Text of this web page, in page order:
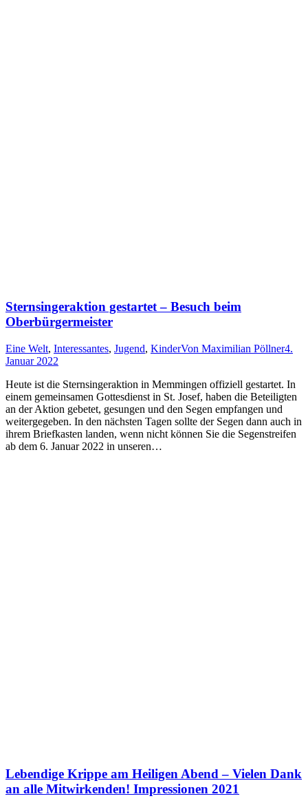
Sternsingeraktion gestartet – Besuch beim
Oberbürgermeister
Eine Welt, Interessantes, Jugend, KinderVon Maximilian Pöllner4.
Januar 2022
Heute ist die Sternsingeraktion in Memmingen offiziell gestartet. In
einem gemeinsamen Gottesdienst in St. Josef, haben die Beteiligten
an der Aktion gebetet, gesungen und den Segen empfangen und
weitergegeben. In den nächsten Tagen sollte der Segen dann auch in
ihrem Briefkasten landen, wenn nicht können Sie die Segenstreifen
ab dem 6. Januar 2022 in unseren…
Lebendige Krippe am Heiligen Abend – Vielen Dank
an alle Mitwirkenden! Impressionen 2021